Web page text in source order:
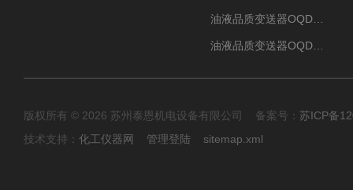
版权所有 © 2026 苏州泰恩机电设备有限公司 备案号： 苏ICP备
技术支持： 化工仪器网 管理登陆 sitemap.xml